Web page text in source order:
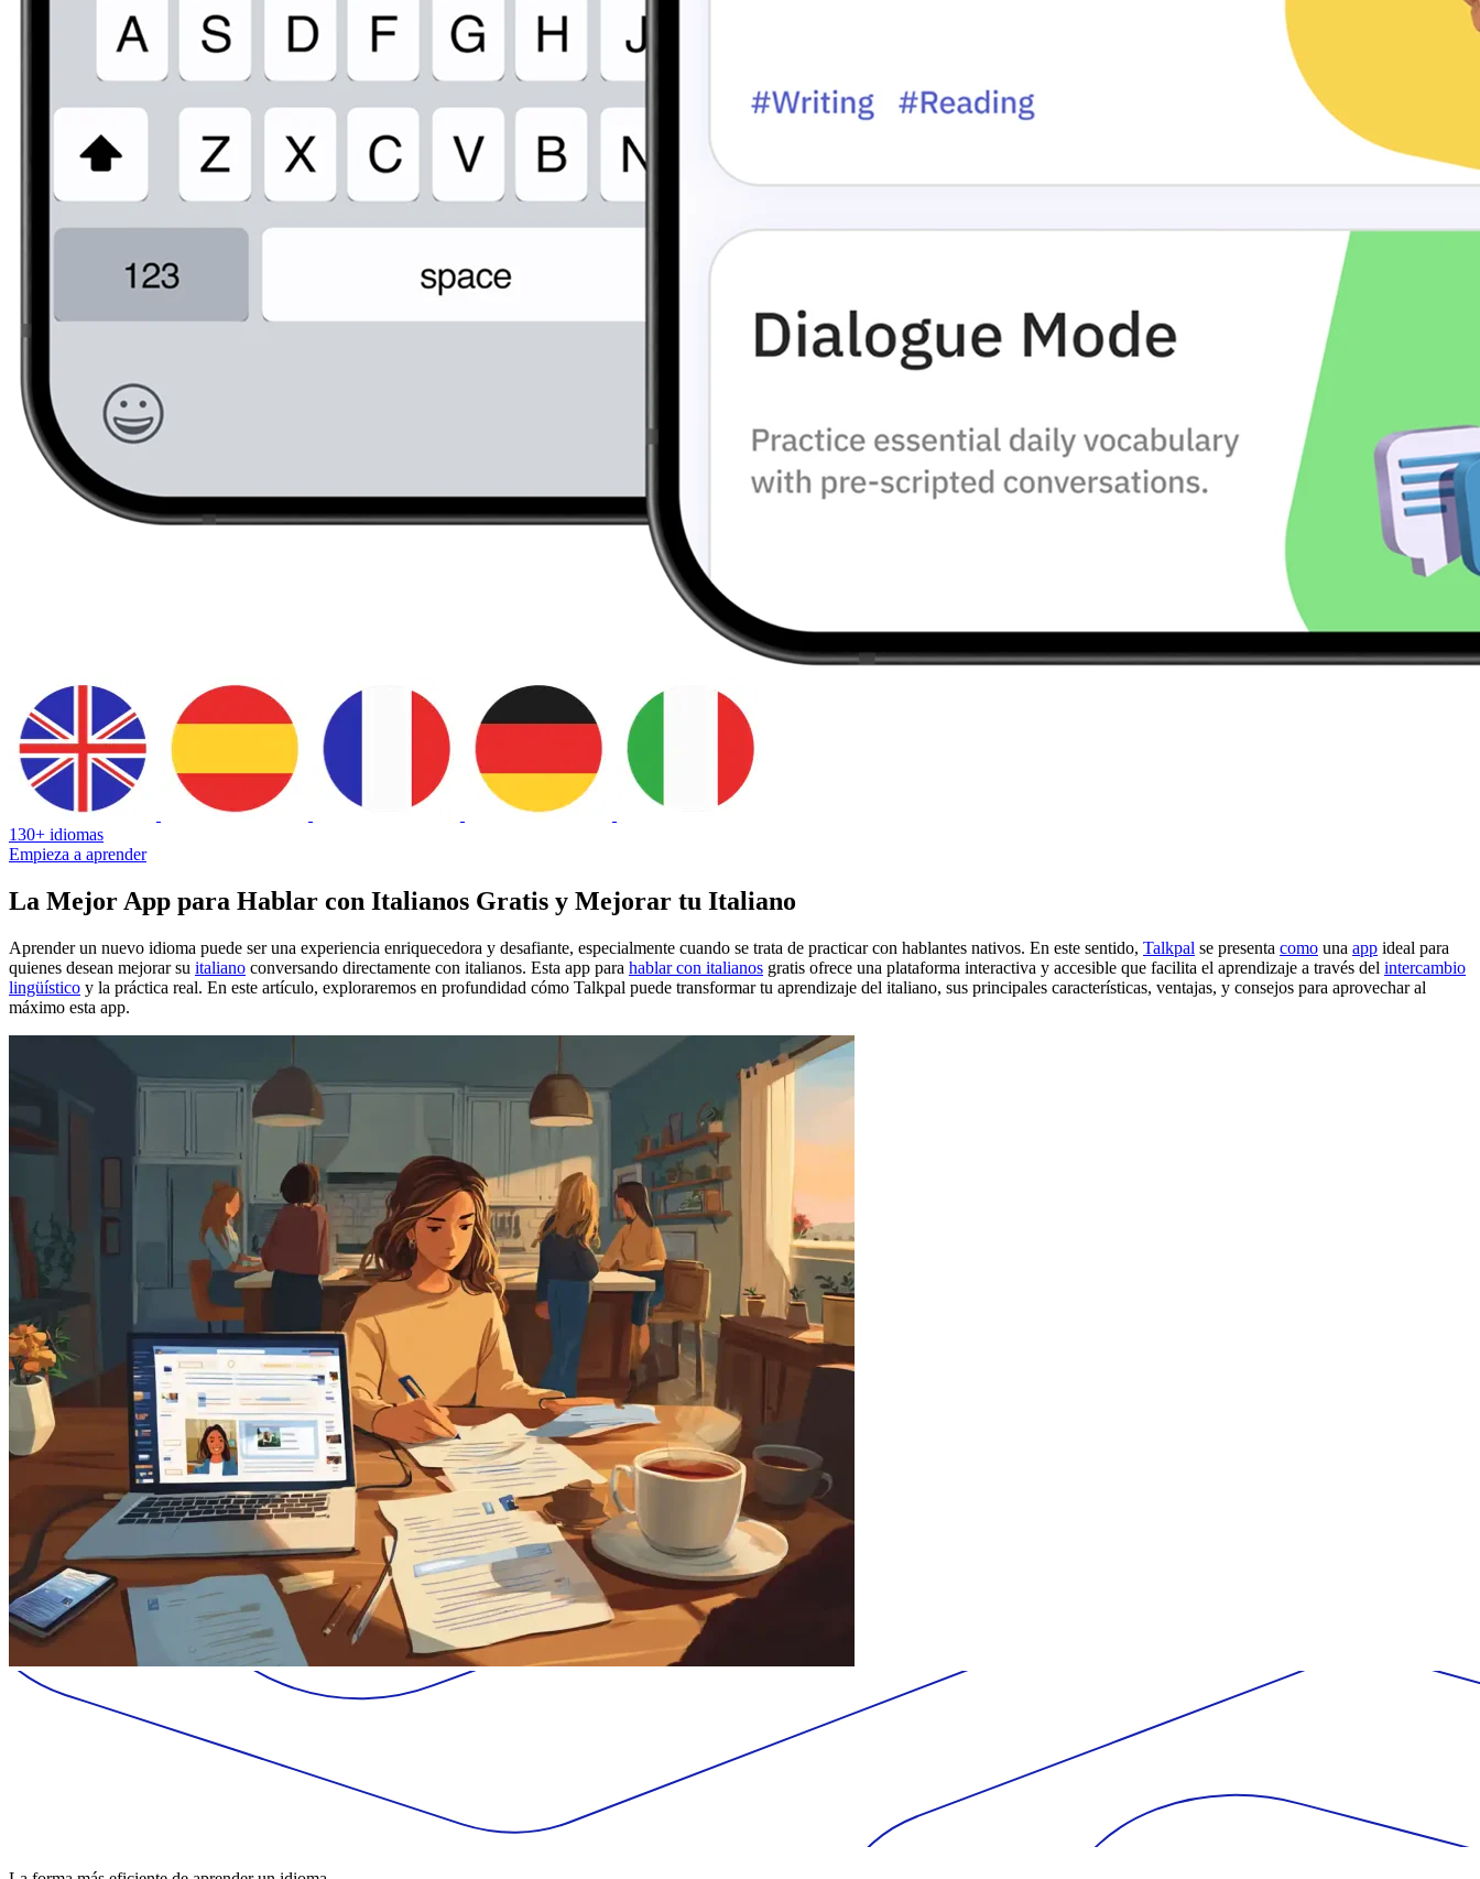
130+ idiomas
Empieza a aprender
La Mejor App para Hablar con Italianos Gratis y Mejorar tu Italiano
Aprender un nuevo idioma puede ser una experiencia enriquecedora y desafiante, especialmente cuando se trata de practicar con hablantes nativos. En este sentido, Talkpal se presenta como una app ideal para
quienes desean mejorar su italiano conversando directamente con italianos. Esta app para hablar con italianos gratis ofrece una plataforma interactiva y accesible que facilita el aprendizaje a través del intercambio
lingüístico y la práctica real. En este artículo, exploraremos en profundidad cómo Talkpal puede transformar tu aprendizaje del italiano, sus principales características, ventajas, y consejos para aprovechar al
máximo esta app.